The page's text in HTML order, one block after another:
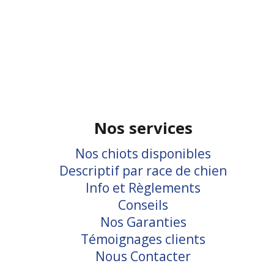
Nos services
Nos chiots disponibles
Descriptif par race de chien
Info et Règlements
Conseils
Nos Garanties
Témoignages clients
Nous Contacter